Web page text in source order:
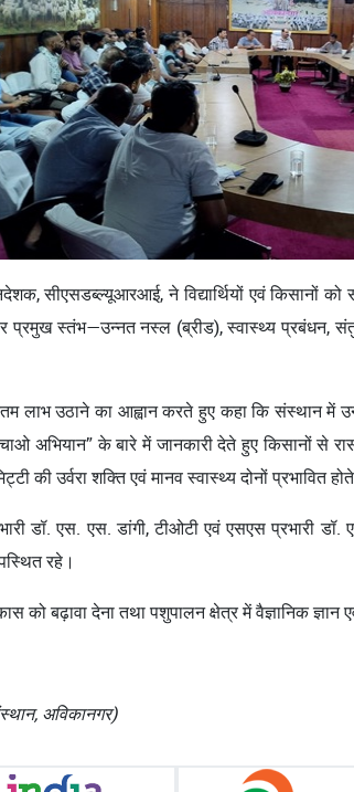
सीएसडब्ल्यूआरआई, ने विद्यार्थियों एवं किसानों
प्रमुख स्तंभ—उन्नत नस्ल (ब्रीड), स्वास्थ्य प्रबंधन,
लाभ उठाने का आह्वान करते हुए कहा कि संस्थान
अभियान” के बारे में जानकारी देते हुए किसानों
की उर्वरा शक्ति एवं मानव स्वास्थ्य दोनों प्रभावित
डॉ. एस. एस. डांगी, टीओटी एवं एसएस प्रभारी डॉ.
रहे।
को बढ़ावा देना तथा पशुपालन क्षेत्र में वैज्ञानिक
अविकानगर)